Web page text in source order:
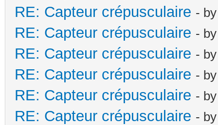
RE: Capteur crépusculaire -
RE: Capteur crépusculaire -
RE: Capteur crépusculaire -
RE: Capteur crépusculaire -
RE: Capteur crépusculaire -
RE: Capteur crépusculaire -